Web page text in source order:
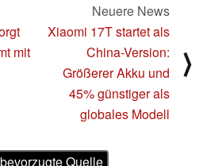
mit
Neuere News
Xiaomi 17T startet als
China-Version:
Größerer Akku und
45% günstiger als
globales Modell
⟩
Quelle